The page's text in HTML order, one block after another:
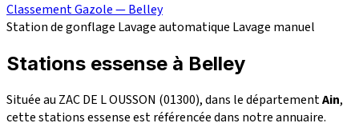
Classement Gazole — Belley
Station de gonflage Lavage automatique Lavage manuel
Stations essense à Belley
Située au ZAC DE L OUSSON (01300), dans le départementAin,
cette stations essense est référencée dans notre annuaire.